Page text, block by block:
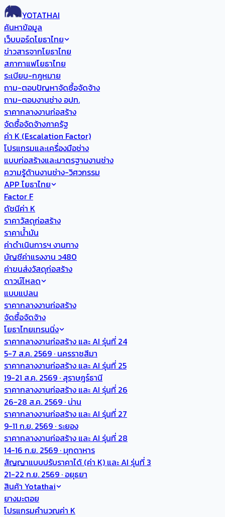
YOTATHAI
ค้นหาข้อมูล
เว็บบอร์ดโยธาไทย
ข่าวสารจากโยธาไทย
สภากาแฟโยธาไทย
ระเบียบ-กฎหมาย
ถาม-ตอบปัญหาจัดซื้อจัดจ้าง
ถาม-ตอบงานช่าง อปท.
ราคากลางงานก่อสร้าง
จัดซื้อจัดจ้างภาครัฐ
ค่า K (Escalation Factor)
โปรแกรมและเครื่องมือช่าง
แบบก่อสร้างและมาตรฐานงานช่าง
ความรู้ด้านงานช่าง-วิศวกรรม
APP โยธาไทย
Factor F
ดัชนีค่า K
ราคาวัสดุก่อสร้าง
ราคาน้ำมัน
ค่าดำเนินการฯ งานทาง
บัญชีค่าแรงงาน ว480
ค่าขนส่งวัสดุก่อสร้าง
ดาวน์โหลด
แบบแปลน
ราคากลางงานก่อสร้าง
จัดซื้อจัดจ้าง
โยธาไทยเทรนนิ่ง
ราคากลางงานก่อสร้าง และ AI รุ่นที่ 24
5-7 ส.ค. 2569 · นครราชสีมา
ราคากลางงานก่อสร้าง และ AI รุ่นที่ 25
19-21 ส.ค. 2569 · สุราษฎร์ธานี
ราคากลางงานก่อสร้าง และ AI รุ่นที่ 26
26-28 ส.ค. 2569 · น่าน
ราคากลางงานก่อสร้าง และ AI รุ่นที่ 27
9-11 ก.ย. 2569 · ระยอง
ราคากลางงานก่อสร้าง และ AI รุ่นที่ 28
14-16 ก.ย. 2569 · มุกดาหาร
สัญญาแบบปรับราคาได้ (ค่า K) และ AI รุ่นที่ 3
21-22 ก.ย. 2569 · อยุธยา
สินค้า Yotathai
ยางมะตอย
โปรแกรมคำนวณค่า K